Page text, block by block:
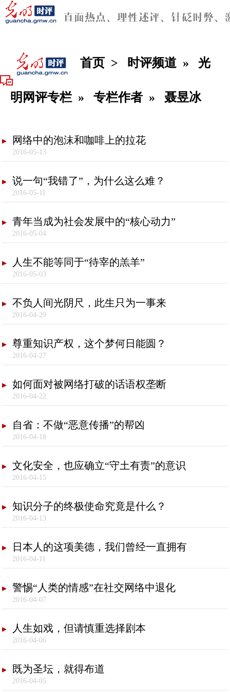
首页 > 时评频道 » 光
明网评专栏 » 专栏作者 » 聂昱冰
网络中的泡沫和咖啡上的拉花
2016-05-13
说一句“我错了”，为什么这么难？
2016-05-11
青年当成为社会发展中的“核心动力”
2016-05-04
人生不能等同于“待宰的羔羊”
2016-05-03
不负人间光阴尺，此生只为一事来
2016-04-29
尊重知识产权，这个梦何日能圆？
2016-04-27
如何面对被网络打破的话语权垄断
2016-04-22
自省：不做“恶意传播”的帮凶
2016-04-18
文化安全，也应确立“守土有责”的意识
2016-04-15
知识分子的终极使命究竟是什么？
2016-04-13
日本人的这项美德，我们曾经一直拥有
2016-04-11
警惕“人类的情感”在社交网络中退化
2016-04-07
人生如戏，但请慎重选择剧本
2016-04-06
既为圣坛，就得布道
2016-04-05